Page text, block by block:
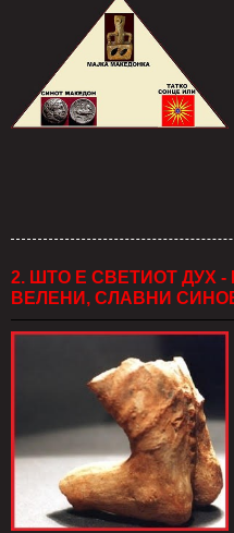
2. ШТО Е СВЕТИОТ ДУХ
ВЕЛЕНИ, СЛАВНИ